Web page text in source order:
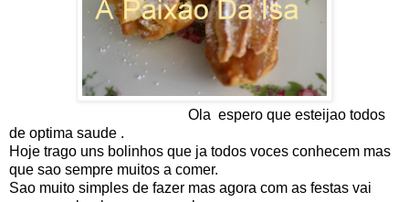
Ola espero que esteijao todos
de optima saude .
Hoje trago uns bolinhos que ja todos voces conhecem mas
que sao sempre muitos a comer.
Sao muito simples de fazer mas agora com as festas vai